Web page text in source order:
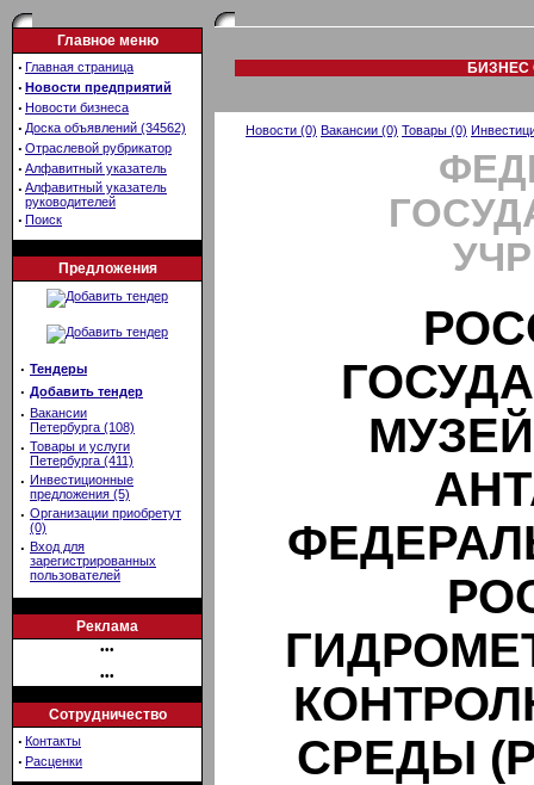
Главное меню
· Главная страница
· Новости предприятий
· Новости бизнеса
· Доска объявлений (34562)
· Отраслевой рубрикатор
· Алфавитный указатель
· Алфавитный указатель
руководителей
· Поиск
Предложения
· Тендеры
· Добавить тендер
· Вакансии
Петербурга (108)
· Товары и услуги
Петербурга (411)
· Инвестиционные
предложения (5)
· Организации приобретут
(0)
· Вход для
зарегистрированных
пользователей
Реклама
•••
•••
Сотрудничество
· Контакты
· Расценки
БИЗНЕС
Новости (0) Вакансии (0) Товары (0)
СРЕДЫ